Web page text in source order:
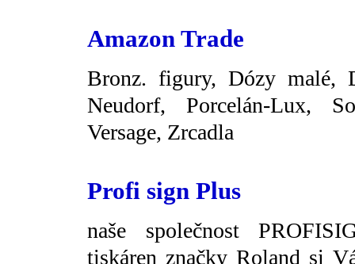
Amazon Trade
Bronz. figury, Dózy malé,
Neudorf, Porcelán-Lux,
Versage, Zrcadla
Profi sign Plus
naše společnost
tiskáren značky Roland si